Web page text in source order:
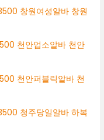
창원여성알바 창원
천안업소알바 천안
천안퍼블릭알바 천
청주당일알바 하복